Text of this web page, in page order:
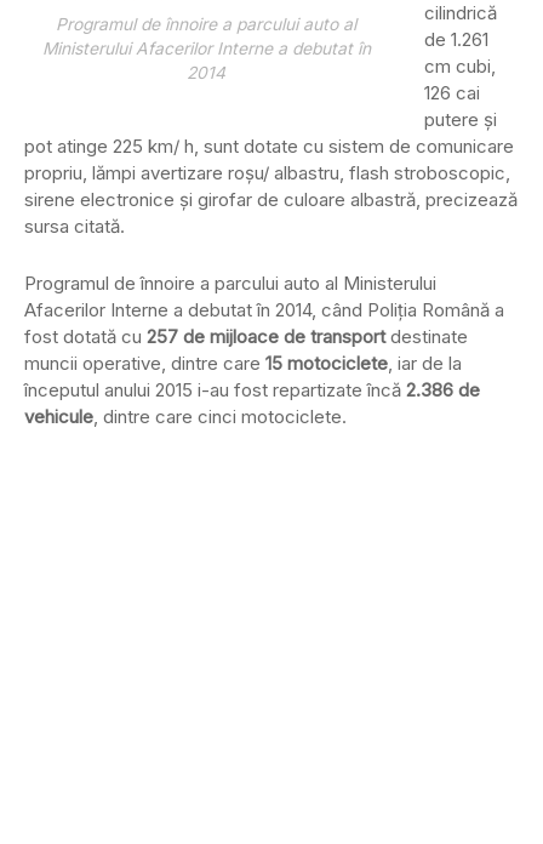
Programul de înnoire a parcului auto al
Ministerului Afacerilor Interne a debutat în
2014
cilindrică
de 1.261
cm cubi,
126 cai
putere şi
pot atinge 225 km/ h, sunt dotate cu sistem de comunicare
propriu, lămpi avertizare roşu/ albastru, flash stroboscopic,
sirene electronice şi girofar de culoare albastră, precizează
sursa citată.
Programul de înnoire a parcului auto al Ministerului
Afacerilor Interne a debutat în 2014, când Poliţia Română a
fost dotată cu 257 de mijloace de transportdestinate
muncii operative, dintre care 15 motociclete, iar de la
începutul anului 2015 i-au fost repartizate încă 2.386 de
vehicule, dintre care cinci motociclete.